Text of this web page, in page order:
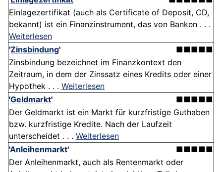
Einlagezertifikat (auch als Certificate of Deposit, CD,
bekannt) ist ein Finanzinstrument, das von Banken . . .
Weiterlesen
'Zinsbindung'
■■■■■
Zinsbindung bezeichnet im Finanzkontext den
Zeitraum, in dem der Zinssatz eines Kredits oder einer
Hypothek . . . Weiterlesen
'Geldmarkt'
■■■■■
Der Geldmarkt ist ein Markt für kurzfristige Guthaben
bzw. kurzfristige Kredite. Nach der Laufzeit
unterscheidet . . . Weiterlesen
'Anleihenmarkt'
■■■■■
Der Anleihenmarkt, auch als Rentenmarkt oder